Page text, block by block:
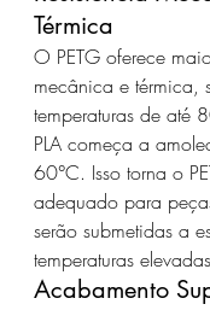
Térmica
O PETG oferece
mecânica e térmica,
temperaturas de até
PLA começa a
60°C. Isso torna o
adequado para
serão submetidas a
temperaturas
Acabamento